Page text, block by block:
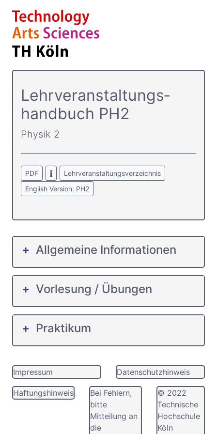
Lehrver­anstaltungs­
handbuch PH2
Physik 2
PDF
Lehrveranstaltungsverzeichnis
English Version: PH2
Allgemeine Informationen
Vorlesung / Übungen
Praktikum
Impressum Datenschutzhinweis
Haftungshinweis
Bei Fehlern,
bitte
Mitteilung an
die
© 2022
Technische
Hochschule
Köln